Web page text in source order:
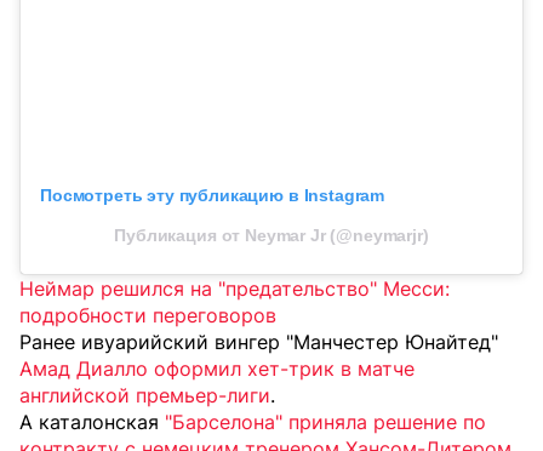
Посмотреть эту публикацию в Instagram
Публикация от Neymar Jr (@neymarjr)
Неймар решился на "предательство" Месси:
подробности переговоров
Ранее ивуарийский вингер "Манчестер Юнайтед"
Амад Диалло оформил хет-трик в матче
английской премьер-лиги.
А каталонская "Барселона" приняла решение по